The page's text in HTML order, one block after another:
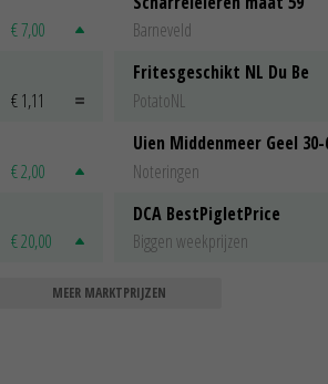
€ 7,00
€ 1,11
€ 2,00
€ 20,00
Barneveld
Fritesgeschikt NL Du Be
PotatoNL
Uien Middenmeer Geel
Noteringen
DCA BestPigletPrice
Biggen weekprijzen
MEER MARKTPRIJZEN